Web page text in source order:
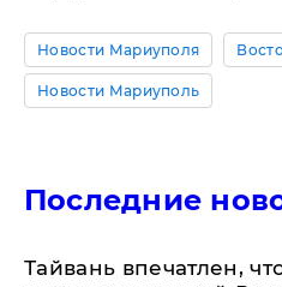
Новости Мариуполя
Новости Мариуполь
Последние
Тайвань впечатлен,